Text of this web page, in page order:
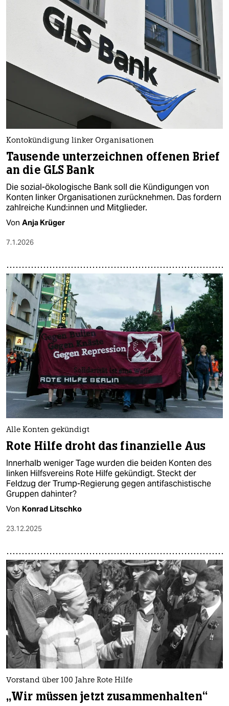
Kontokündigung linker Organisationen
Tausende unterzeichnen offenen Brief
an die GLS Bank
Die sozial-ökologische Bank soll die Kündigungen von
Konten linker Organisationen zurücknehmen. Das fordern
zahlreiche Kun­d:in­nen und Mitglieder.
Von Anja Krüger
7.1.2026
Alle Konten gekündigt
Rote Hilfe droht das finanzielle Aus
Innerhalb weniger Tage wurden die beiden Konten des
linken Hilfsvereins Rote Hilfe gekündigt. Steckt der
Feldzug der Trump-Regierung gegen antifaschistische
Gruppen dahinter?
Von Konrad Litschko
23.12.2025
Vorstand über 100 Jahre Rote Hilfe
„Wir müssen jetzt zusammen­halten“